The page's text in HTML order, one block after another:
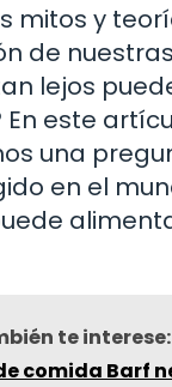
mitos y
de
lejos
este
una
en el
te interese:
comida Barf